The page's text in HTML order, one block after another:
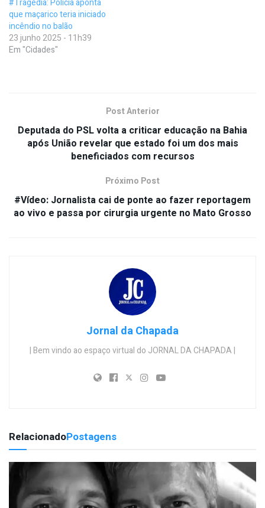
#Tragédia: Polícia aponta
que maçarico teria iniciado
incêndio no balão
23 junho 2025 - 11h39
Em "Cidades"
Post Anterior
Deputada do PSL volta a criticar educação na Bahia
após União revelar que estado foi um dos mais
beneficiados com recursos
Próximo Post
#Vídeo: Jornalista cai de ponte ao fazer reportagem
ao vivo e passa por cirurgia urgente no Mato Grosso
Jornal da Chapada
| Bem vindo ao espaço virtual do JORNAL DA CHAPADA |
RelacionadoPostagens